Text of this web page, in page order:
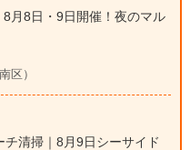
月8日・9日開催！夜のマル
区）
清掃｜8月9日シーサイド